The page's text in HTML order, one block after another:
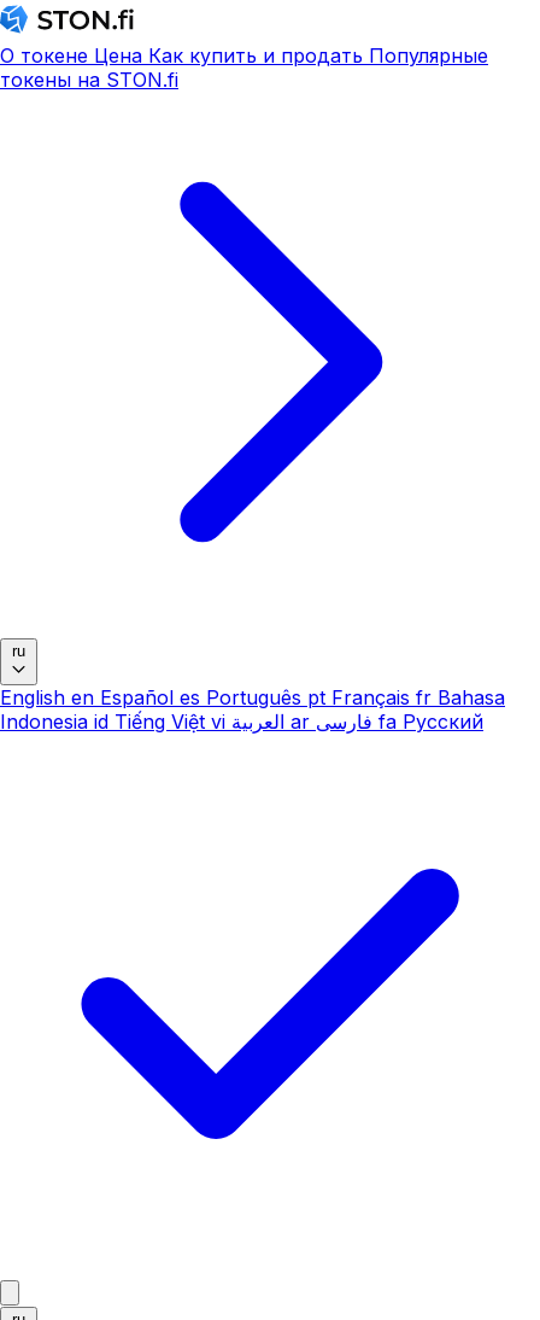
О токене Цена Как купить и продать Популярные
токены на STON.fi
ru
English en Español es Português pt Français fr Bahasa
Indonesia id Tiếng Việt vi العربية ar فارسی fa Русский